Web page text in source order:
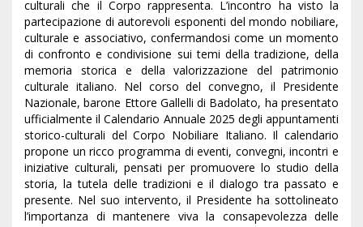
culturali che il Corpo rappresenta. L’incontro ha visto la
partecipazione di autorevoli esponenti del mondo nobiliare,
culturale e associativo, confermandosi come un momento
di confronto e condivisione sui temi della tradizione, della
memoria storica e della valorizzazione del patrimonio
culturale italiano. Nel corso del convegno, il Presidente
Nazionale, barone Ettore Gallelli di Badolato, ha presentato
ufficialmente il Calendario Annuale 2025 degli appuntamenti
storico-culturali del Corpo Nobiliare Italiano. Il calendario
propone un ricco programma di eventi, convegni, incontri e
iniziative culturali, pensati per promuovere lo studio della
storia, la tutela delle tradizioni e il dialogo tra passato e
presente. Nel suo intervento, il Presidente ha sottolineato
l’importanza di mantenere viva la consapevolezza delle